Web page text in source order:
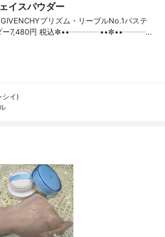
イスパウダー
プリズム・リーブルNo.1パステ
ダー7,480円 税込✼••┈┈┈┈••✼••┈┈┈…
シイ)